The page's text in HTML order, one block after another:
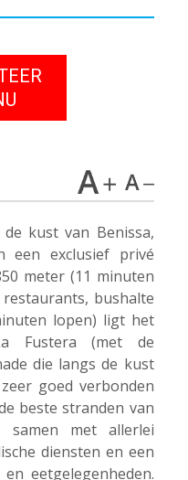
kust van Benissa,
een exclusief privé
meter (11 minuten
bushalte
lopen) ligt het
Fustera (met de
die langs de kust
goed verbonden
beste stranden van
samen met allerlei
diensten en een
eetgelegenheden.